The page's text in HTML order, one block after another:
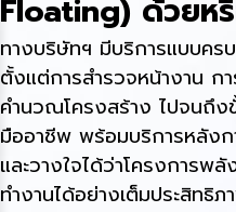
Floating) ด้วยห
ทางบริษัทฯ มีบริการแบบค
ตั้งแต่การสำรวจหน้างาน ก
คำนวณโครงสร้าง ไปจนถึ
มืออาชีพ พร้อมบริการหลังก
และวางใจได้ว่าโครงการ
ทำงานได้อย่างเต็มประสิทธิ